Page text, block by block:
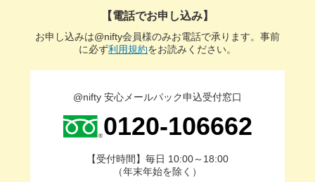
【電話でお申し込み】
お申し込みは@nifty会員様のみお電話で承ります。 事前
に必ず利用規約をお読みください。
@nifty 安心メールパック申込受付窓口
0120-106662
【受付時間】毎日 10:00～18:00
（年末年始を除く）